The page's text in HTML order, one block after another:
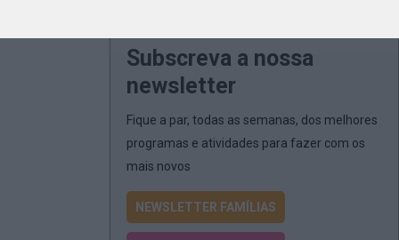
Subscreva a nossa
newsletter
Fique a par, todas as semanas, dos melhores
programas e atividades para fazer com os
mais novos
NEWSLETTER FAMÍLIAS